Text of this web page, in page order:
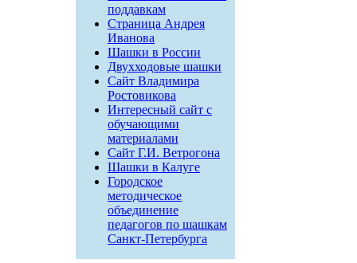
поддавкам
Страница Андрея
Иванова
Шашки в России
Двухходовые шашки
Сайт Владимира
Ростовикова
Интересный сайт с
обучающими
материалами
Сайт Г.И. Ветрогона
Шашки в Калуге
Городское
методическое
объединение
педагогов по шашкам
Санкт-Петербурга